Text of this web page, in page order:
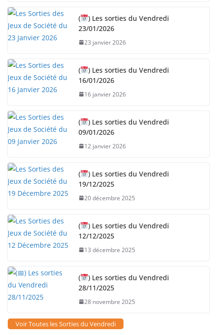
(
) Les sorties du Vendredi
23/01/2026
23 janvier 2026
(
) Les sorties du Vendredi
16/01/2026
16 janvier 2026
(
) Les sorties du Vendredi
09/01/2026
12 janvier 2026
(
) Les sorties du Vendredi
19/12/2025
20 décembre 2025
(
) Les sorties du Vendredi
12/12/2025
13 décembre 2025
(
) Les sorties du Vendredi
28/11/2025
28 novembre 2025
Voir Toutes les Sorties du Vendredi